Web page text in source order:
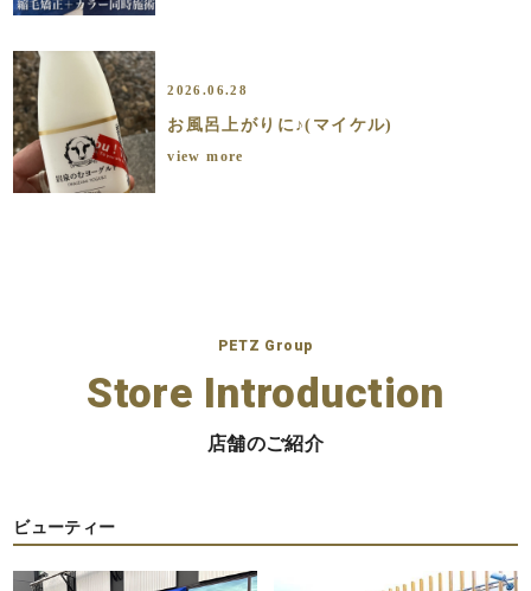
2026.06.28
お風呂上がりに♪(マイケル)
view more
PETZ Group
Store Introduction
店舗のご紹介
ビューティー